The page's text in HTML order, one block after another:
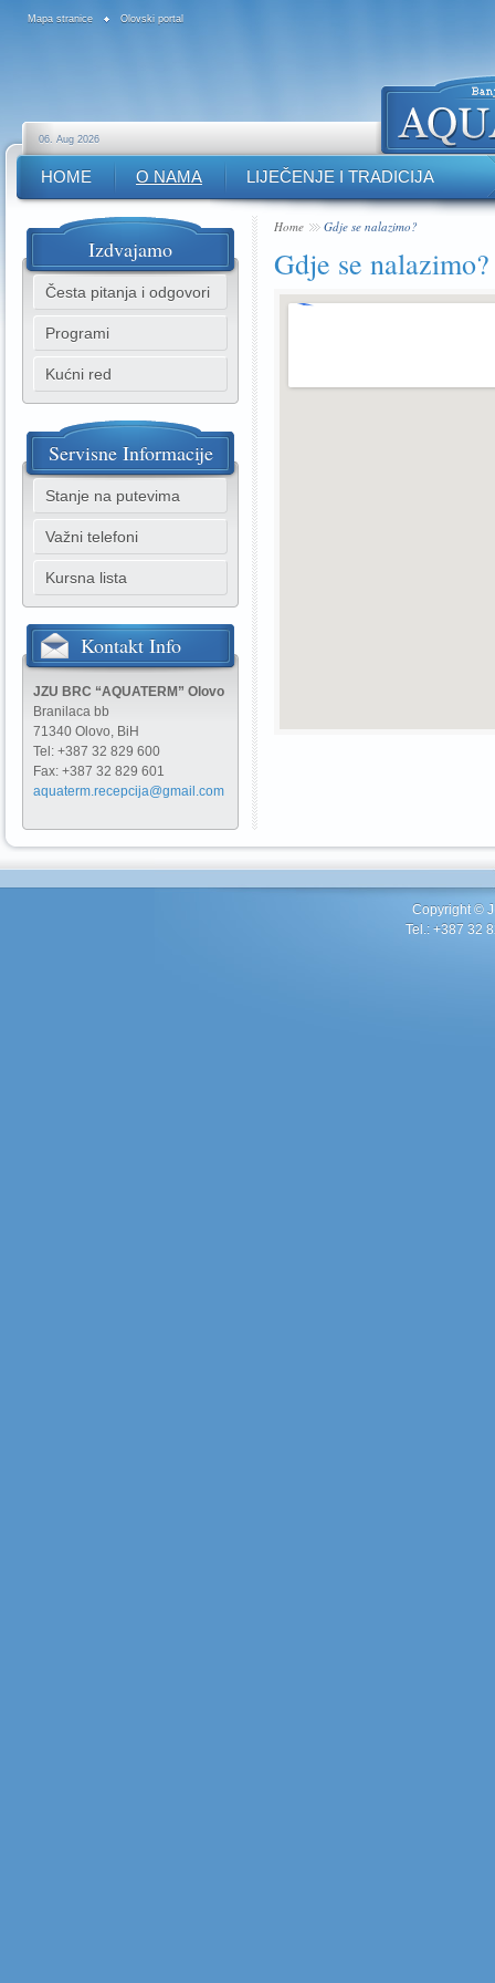
Mapa stranice Olovski portal
06. Aug 2026
HOME O NAMA LIJEČENJE I TRADICIJA
Home Gdje se nalazimo?
Gdje se nalazimo?
Izdvajamo
Česta pitanja i odgovori
Programi
Kućni red
ServisneInformacije
Stanje na putevima
Važni telefoni
Kursna lista
KontaktInfo
JZU BRC “AQUATERM” Olovo
Branilaca bb
71340 Olovo, BiH
Tel: +387 32 829 600
Fax: +387 32 829 601
aquaterm.recepcija@gmail.com
Copyright ©
Tel.: +387 32